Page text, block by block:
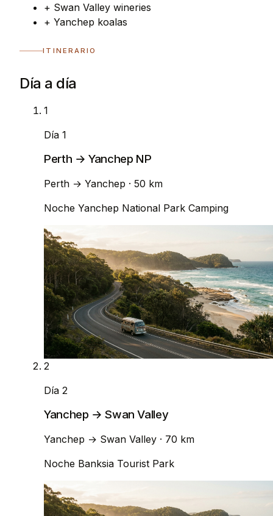
+ Swan Valley wineries
+ Yanchep koalas
ITINERARIO
Día a día
1
Día 1
Perth → Yanchep NP
Perth → Yanchep · 50 km
Noche Yanchep National Park Camping
2
Día 2
Yanchep → Swan Valley
Yanchep → Swan Valley · 70 km
Noche Banksia Tourist Park